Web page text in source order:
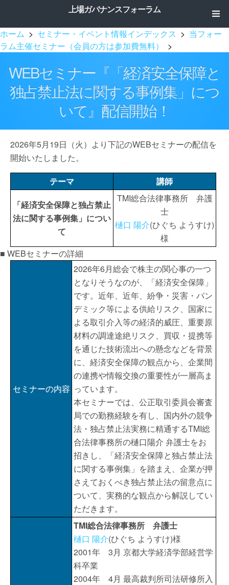
上場ガバナンスフォーラム
ホーム > セミナー・イベント情報インデックス > 当フォー
ラム主催セミナー（会員の方は参加費無料）
>
WEBセミナー『「経済安全保障と
独占禁止法に関する事例集」につ
いて』配信開始！
2026年5月19日（火）より下記のWEBセミナーの配信を
開始いたしました。
テーマ
講師
「経済安全保障と独占禁止
法に関する事例集」につい
て
TMI総合法律事務所 弁護
士
樋口 陽介(ひぐち ようすけ)
様
■ WEBセミナーの詳細
セミナーの内容
2026年6月総会で株主の関心事の一つ
となりそうなのが、「経済安全保障」
です。近年、近年、紛争・災害・パン
デミック等による供給リスク、国家に
よる取引介入等の経済的威圧、重要原
材料の調達途絶リスク、買収・提携等
を通じた技術流出への懸念などを背景
に、経済安全保障の観点から、企業間
の連携や情報交換の重要性が一層高ま
っています。
本セミナーでは、公正取引委員会審査
局での勤務経験を有し、国内外の競争
法・独占禁止法実務に精通するTMI総
合法律事務所の樋口陽介 弁護士をお
招きし、「経済安全保障と独占禁止法
に関する事例集」を踏まえ、企業が押
さえておくべき独占禁止法の留意点に
ついて、実務的な観点から解説してい
ただきます。
TMI総合法律事務所 弁護士
樋口 陽介(ひぐち ようすけ)様
2001年 3月 京都大学経済学部経営学
科卒業
2004年 4月 最高裁判所司法研修所入